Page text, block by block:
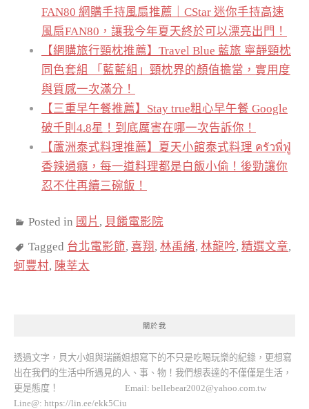
FAN80 網購手持風扇推薦｜CStar 迷你手持高速
風扇FAN80，讓我今年夏天終於可以漂亮出門！
【網購旅行頸枕推薦】Travel Blue 藍旅 寧靜頸枕
同色套組 「藍藍組」頸枕界的顏值擔當，實用度
與質感一次滿分！
【三重早午餐推薦】Stay true粗心早午餐 Google
破千則4.8星！到底厲害在哪一次告訴你！
【蘆洲泰式料理推薦】夏天小館泰式料理 ครัวพี่ฟู่
香辣過癮，每一道料理都是白飯小偷！後勁讓你
忍不住再續三碗飯！
Posted in 國片 , 貝餚電影院
Tagged 台北電影節, 喜翔 , 林禹緒, 林龍吟, 精選文章,
蚵豐村, 陳莘太
關於我
透過文字，貝大小姐與瑞餚姐想寫下的不只是吃喝玩樂的紀錄，更想寫
出在我們的生活中所遇見的人、事、物！我們想表達的不僅僅是生活，
更是態度！ Email: bellebear2002@yahoo.com.tw
Line@: https://lin.ee/ekk5Ciu